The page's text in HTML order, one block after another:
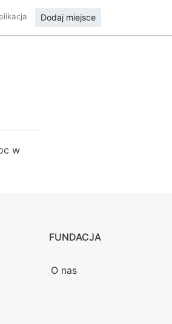
Dodaj miejsce
w
FUNDACJA
O nas